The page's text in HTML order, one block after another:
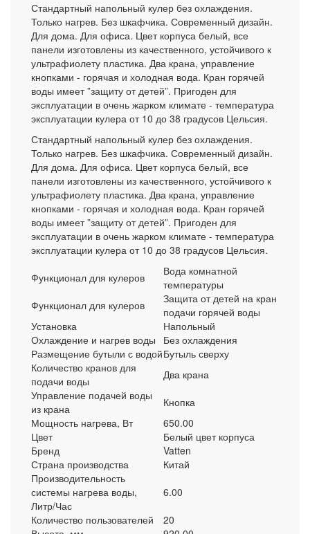
Стандартный напольный кулер без охлаждения.
Только нагрев. Без шкафчика. Современный дизайн.
Для дома. Для офиса. Цвет корпуса белый, все
панели изготовлены из качественного, устойчивого к
ультрафиолету пластика. Два крана, управление
кнопками - горячая и холодная вода. Кран горячей
воды имеет ”защиту от детей”. Пригоден для
эксплуатации в очень жарком климате - температура
эксплуатации кулера от 10 до 38 градусов Цельсия.
Стандартный напольный кулер без охлаждения.
Только нагрев. Без шкафчика. Современный дизайн.
Для дома. Для офиса. Цвет корпуса белый, все
панели изготовлены из качественного, устойчивого к
ультрафиолету пластика. Два крана, управление
кнопками - горячая и холодная вода. Кран горячей
воды имеет ”защиту от детей”. Пригоден для
эксплуатации в очень жарком климате - температура
эксплуатации кулера от 10 до 38 градусов Цельсия.
Функционал для кулеров
Вода комнатной
температуры
Функционал для кулеров
Защита от детей на кран
подачи горячей воды
Установка
Напольный
Охлаждение и нагрев воды
Без охлаждения
Размещение бутыли с водойБутыль сверху
Количество кранов для
подачи воды
Два крана
Управление подачей воды
из крана
Кнопка
Мощность нагрева, Вт
650.00
Цвет
Белый цвет корпуса
Бренд
Vatten
Страна производства
Китай
Производительность
системы нагрева воды,
Литр/Час
6.00
Количество пользователей
20